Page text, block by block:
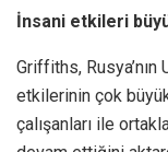
İnsani etkileri
Griffiths, Rusya’nın
etkilerinin çok
çalışanları ile